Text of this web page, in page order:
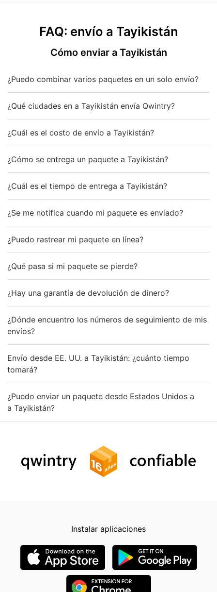
FAQ: envío a Tayikistán
Cómo enviar a Tayikistán
¿Puedo combinar varios paquetes en un solo envío?
¿Qué ciudades en a Tayikistán envía Qwintry?
¿Cuál es el costo de envío a Tayikistán?
¿Cómo se entrega un paquete a Tayikistán?
¿Cuál es el tiempo de entrega a Tayikistán?
¿Se me notifica cuando mi paquete es enviado?
¿Puedo rastrear mi paquete en línea?
¿Qué pasa si mi paquete se pierde?
¿Hay una garantía de devolución de dinero?
¿Dónde encuentro los números de seguimiento de mis
envíos?
Envío desde EE. UU. a Tayikistán: ¿cuánto tiempo
tomará?
¿Puedo enviar un paquete desde Estados Unidos a
a Tayikistán?
Instalar aplicaciones